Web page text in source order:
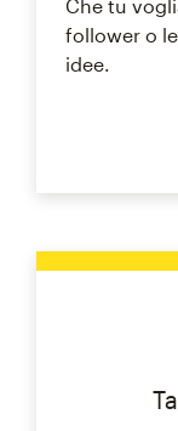
Che tu
follower o
idee.